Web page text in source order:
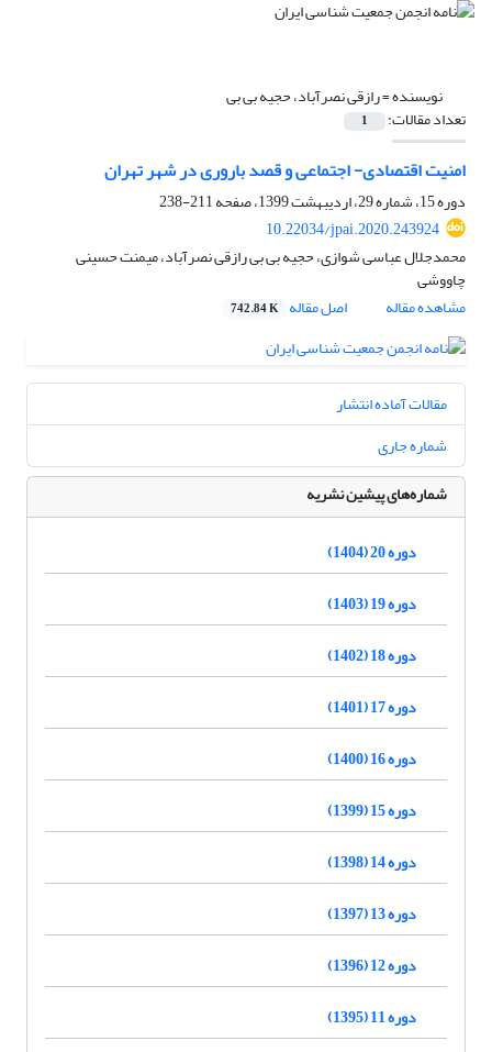
نویسنده =رازقی نصرآباد، حجیه بی بی
تعداد مقالات: 1
امنیت اقتصادی- اجتماعی و قصد باروری در شهر تهران
دوره 15، شماره 29، اردیبهشت 1399، صفحه
211-238
10.22034/jpai.2020.243924
محمدجلال عباسی شوازی، حجیه بی بی رازقی نصرآباد، میمنت حسینی
چاووشی
مشاهده مقاله
اصل مقاله 742.84 K
مقالات آماده انتشار
شماره جاری
شماره‌های پیشین نشریه
دوره 20 (1404)
دوره 19 (1403)
دوره 18 (1402)
دوره 17 (1401)
دوره 16 (1400)
دوره 15 (1399)
دوره 14 (1398)
دوره 13 (1397)
دوره 12 (1396)
دوره 11 (1395)